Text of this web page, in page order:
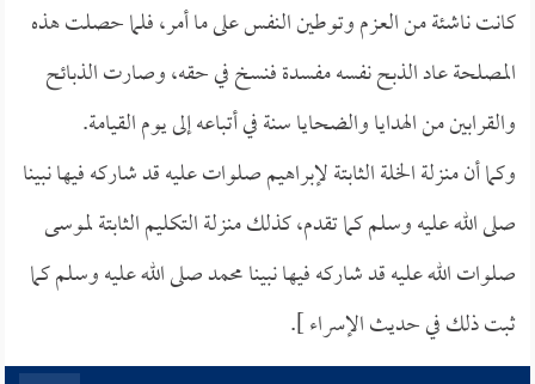
كانت ناشئة من العزم وتوطين النفس على ما أمر، فلما حصلت هذه
المصلحة عاد الذبح نفسه مفسدة فنسخ في حقه، وصارت الذبائح
والقرابين من الهدايا والضحايا سنة في أتباعه إلى يوم القيامة.
وكما أن منزلة الخلة الثابتة لإبراهيم صلوات عليه قد شاركه فيها نبينا
صلى الله عليه وسلم كما تقدم، كذلك منزلة التكليم الثابتة لموسى
صلوات الله عليه قد شاركه فيها نبينا محمد صلى الله عليه وسلم كما
ثبت ذلك في حديث الإسراء ].